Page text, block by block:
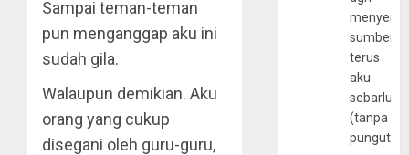
Sampai teman-teman
pun menganggap aku ini
sudah gila.
Walaupun demikian. Aku
orang yang cukup
disegani oleh guru-guru,
sumber
terus
aku
(tanpa